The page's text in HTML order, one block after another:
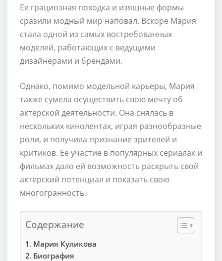
Ее грациозная походка и изящные формы
сразили модный мир наповал. Вскоре Мария
стала одной из самых востребованных
моделей, работающих с ведущими
дизайнерами и брендами.
Однако, помимо модельной карьеры, Мария
также сумела осуществить свою мечту об
актерской деятельности. Она снялась в
нескольких кинолентах, играя разнообразные
роли, и получила признание зрителей и
критиков. Ее участие в популярных сериалах и
фильмах дало ей возможность раскрыть свой
актерский потенциал и показать свою
многогранность.
Содержание
Мария Куликова
Биография